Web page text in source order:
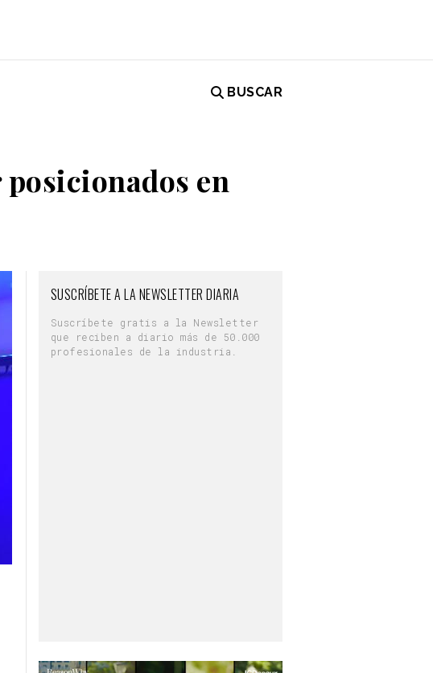
BUSCAR
en
SUSCRÍBETE A LA NEWSLETTER DIARIA
Suscríbete gratis a la Newsletter
que reciben a diario más de 50.000
profesionales de la industria.